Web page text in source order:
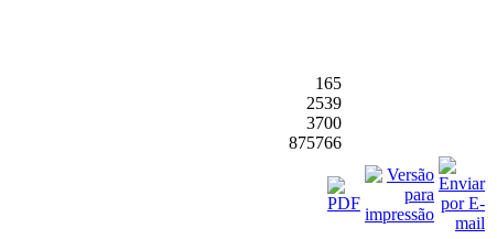
165
2539
3700
875766